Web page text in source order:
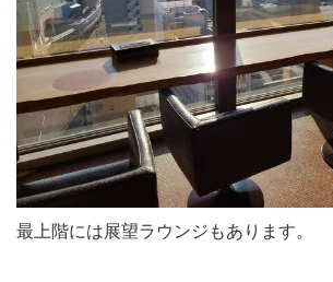
最上階には展望ラウンジもあります。